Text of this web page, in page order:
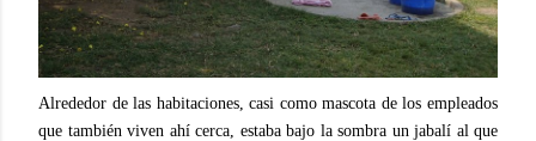
Alrededor de las habitaciones, casi como mascota de los empleados
que también viven ahí cerca, estaba bajo la sombra un jabalí al que